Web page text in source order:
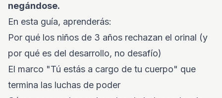
negándose.
En esta guía, aprenderás:
Por qué los niños de 3 años rechazan el orinal (y
por qué es del desarrollo, no desafío)
El marco "Tú estás a cargo de tu cuerpo" que
termina las luchas de poder